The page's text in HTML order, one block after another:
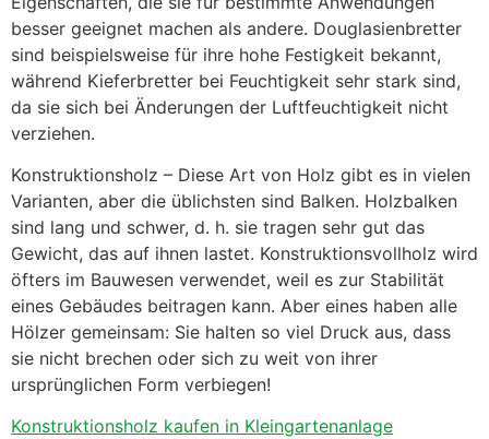
besser geeignet machen als andere. Douglasienbretter
sind beispielsweise für ihre hohe Festigkeit bekannt,
während Kieferbretter bei Feuchtigkeit sehr stark sind,
da sie sich bei Änderungen der Luftfeuchtigkeit nicht
verziehen.
Konstruktionsholz – Diese Art von Holz gibt es in vielen
Varianten, aber die üblichsten sind Balken. Holzbalken
sind lang und schwer, d. h. sie tragen sehr gut das
Gewicht, das auf ihnen lastet. Konstruktionsvollholz wird
öfters im Bauwesen verwendet, weil es zur Stabilität
eines Gebäudes beitragen kann. Aber eines haben alle
Hölzer gemeinsam: Sie halten so viel Druck aus, dass
sie nicht brechen oder sich zu weit von ihrer
ursprünglichen Form verbiegen!
Konstruktionsholz kaufen in Kleingartenanlage